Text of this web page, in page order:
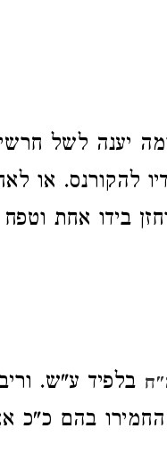
יענה לשל
להקורנס. או
בידו אחת
בלפיד ע"ש.
החמירו בהם כ"כ